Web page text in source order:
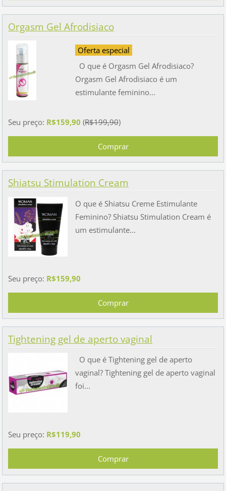
Orgasm Gel Afrodisiaco
Oferta especial
O que é Orgasm Gel Afrodisiaco?
Orgasm Gel Afrodisiaco é um
estimulante feminino...
Seu preço: R$159,90 (R$199,90)
Shiatsu Stimulation Cream
O que é Shiatsu Creme Estimulante
Feminino? Shiatsu Stimulation Cream é
um estimulante...
Seu preço: R$159,90
Tightening gel de aperto vaginal
O que é Tightening gel de aperto
vaginal? Tightening gel de aperto vaginal
foi...
Seu preço: R$119,90